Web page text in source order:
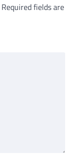
Required fields are